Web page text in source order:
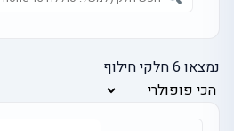
נמצאו 6חלקי חילוף